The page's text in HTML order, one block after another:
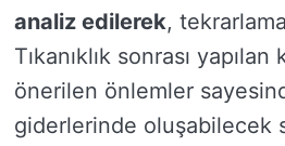
analiz edilerek,
Tıkanıklık sonrası
önerilen önlemler
giderlerinde oluşabilecek